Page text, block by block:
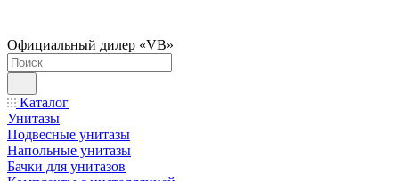
Официальный дилер «VB»
Каталог
Унитазы
Подвесные унитазы
Напольные унитазы
Бачки для унитазов